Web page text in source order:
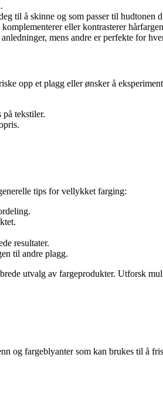
til å skinne og som passer til hudtonen
eller kontrasterer
mens andre er perfekte for
opp et plagg eller ønsker å
tekstiler.
tips for vellykket farging:
resultater.
til andre plagg.
utvalg av fargeprodukter. Utforsk
og fargeblyanter som kan brukes til å